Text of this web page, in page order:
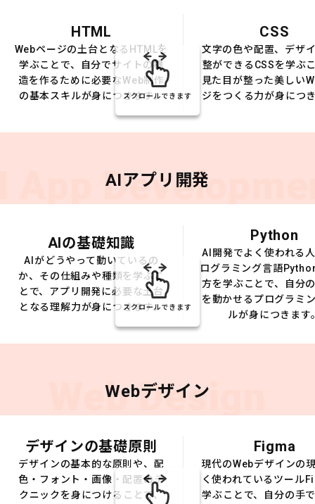
HTML
Webページの土台となるHTMLを
学ぶことで、自分でサイトの構
造を作るために必要なWeb制作
の基本スキルが身につきます。
CSS
文字の色や配置、デザ
整ができるCSSを学ぶ
見た目が整った美しい
ジをつくる力が身につ
スクロールできます
App AIアプリ開発
AIの基礎知識
AIがどうやって動いているの
か、その仕組みや種類を学ぶこ
とで、アプリ開発に必要な土台
となる理解力が身につきます。
Python
AI開発でよく使われる
ログラミング言語
方を学ぶことで、自分
を動かせるプログラミ
ルが身につきます
スクロールできます
Web Design
Webデザイン
デザインの基礎原則
デザインの基本的な原則や、配
色・フォント・画像・配置のテ
クニックを身につけることで、
Figma
現代のWebデザインの
く使われているツール
学ぶことで、自分の手